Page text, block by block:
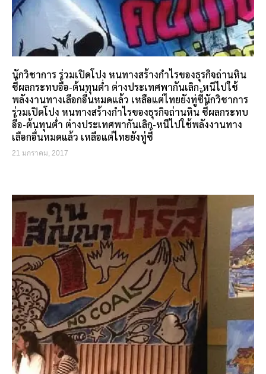
นักวิชาการ ร่วมเปิดโปง หนทางสร้างกำไรของธุรกิจถ่านหิน
ชี้ผลกระทบอื้อ-ต้นทุนต่ำ ต่างประเทศพากันเลิก-หนีไปใช้
พลังงานทางเลือกอื่นหมดแล้ว เหลือแต่ไทยยังทู่ซี้นักวิชาการ
ร่วมเปิดโปง หนทางสร้างกำไรของธุรกิจถ่านหิน ชี้ผลกระทบ
อื้อ-ต้นทุนต่ำ ต่างประเทศพากันเลิก-หนีไปใช้พลังงานทาง
เลือกอื่นหมดแล้ว เหลือแต่ไทยยังทู่ซี้
21 มกราคม, 2017